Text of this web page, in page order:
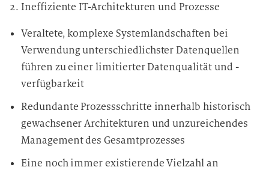
Ineffiziente IT-Architekturen und Prozesse
Veraltete, komplexe Systemlandschaften bei
Verwendung unterschiedlichster Datenquellen
führen zu einer limitierter Datenqualität und -
verfügbarkeit
Redundante Prozessschritte innerhalb historisch
gewachsener Architekturen und unzureichendes
Management des Gesamtprozesses
Eine noch immer existierende Vielzahl an